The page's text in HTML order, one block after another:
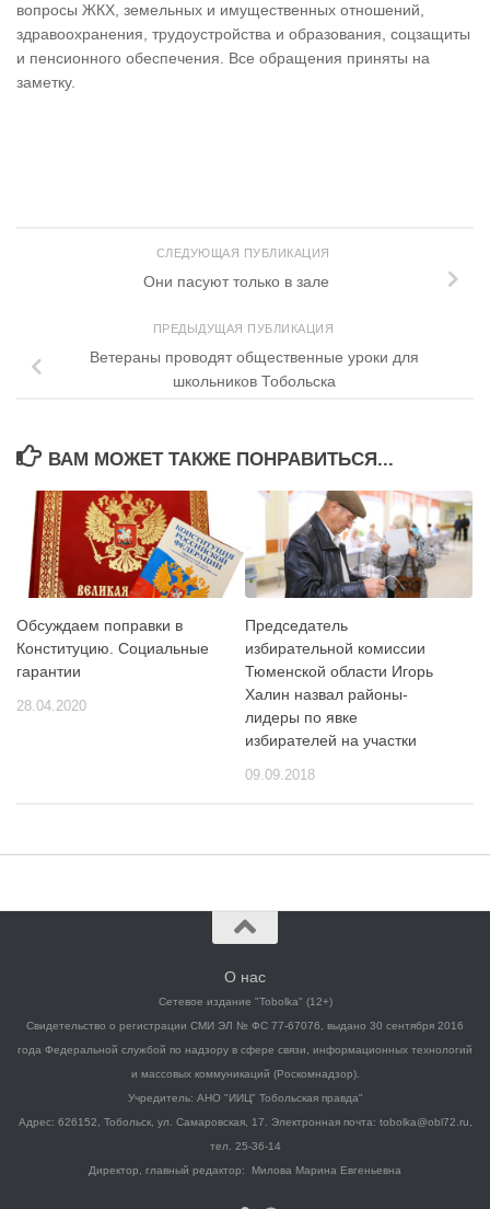
вопросы ЖКХ, земельных и имущественных отношений,
здравоохранения, трудоустройства и образования, соцзащиты
и пенсионного обеспечения. Все обращения приняты на
заметку.
СЛЕДУЮЩАЯ ПУБЛИКАЦИЯ
Они пасуют только в зале
ПРЕДЫДУЩАЯ ПУБЛИКАЦИЯ
Ветераны проводят общественные уроки для
школьников Тобольска
ВАМ МОЖЕТ ТАКЖЕ ПОНРАВИТЬСЯ...
Обсуждаем поправки в
Конституцию. Социальные
гарантии
28.04.2020
Председатель
избирательной комиссии
Тюменской области Игорь
Халин назвал районы-
лидеры по явке
избирателей на участки
09.09.2018
О нас
Сетевое издание "Tobolka" (12+)
Свидетельство о регистрации СМИ ЭЛ № ФС 77-67076, выдано 30 сентября 2016
года Федеральной службой по надзору в сфере связи, информационных технологий
и массовых коммуникаций (Роскомнадзор).
Учредитель: АНО "ИИЦ" Тобольская правда"
Адрес: 626152, Тобольск, ул. Самаровская, 17. Электронная почта: tobolka@obl72.ru,
тел. 25-36-14
Директор, главный редактор: Милова Марина Евгеньевна